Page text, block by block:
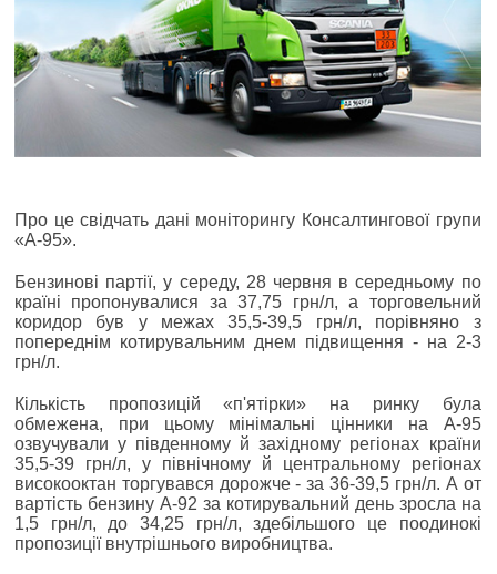
Про це свідчать дані моніторингу Консалтингової групи
«А-95».
Бензинові партії, у середу, 28 червня в середньому по
країні пропонувалися за 37,75 грн/л, а торговельний
коридор був у межах 35,5-39,5 грн/л, порівняно з
попереднім котирувальним днем підвищення - на 2-3
грн/л.
Кількість пропозицій «п'ятірки» на ринку була
обмежена, при цьому мінімальні цінники на А-95
озвучували у південному й західному регіонах країни
35,5-39 грн/л, у північному й центральному регіонах
високооктан торгувався дорожче - за 36-39,5 грн/л. А от
вартість бензину А-92 за котирувальний день зросла на
1,5 грн/л, до 34,25 грн/л, здебільшого це поодинокі
пропозиції внутрішнього виробництва.